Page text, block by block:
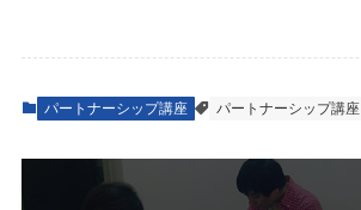
パートナーシップ講座 パートナーシップ講座